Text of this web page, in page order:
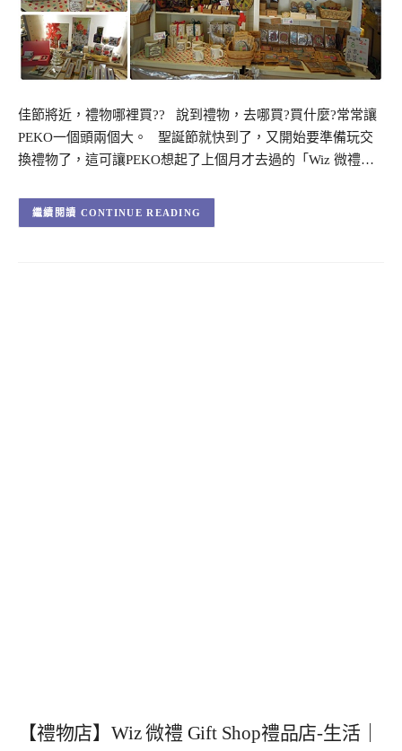
佳節將近，禮物哪裡買?? 說到禮物，去哪買?買什麼?常常讓
PEKO一個頭兩個大。 聖誕節就快到了，又開始要準備玩交
換禮物了，這可讓PEKO想起了上個月才去過的「Wiz 微禮…
CONTINUE READING
【禮物店】Wiz 微禮 Gift Shop禮品店-生活｜